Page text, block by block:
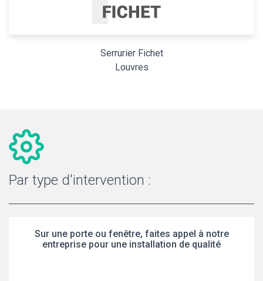
Serrurier Fichet
Louvres
Par type d'intervention :
Sur une porte ou fenêtre, faites appel à notre
entreprise pour une installation de qualité